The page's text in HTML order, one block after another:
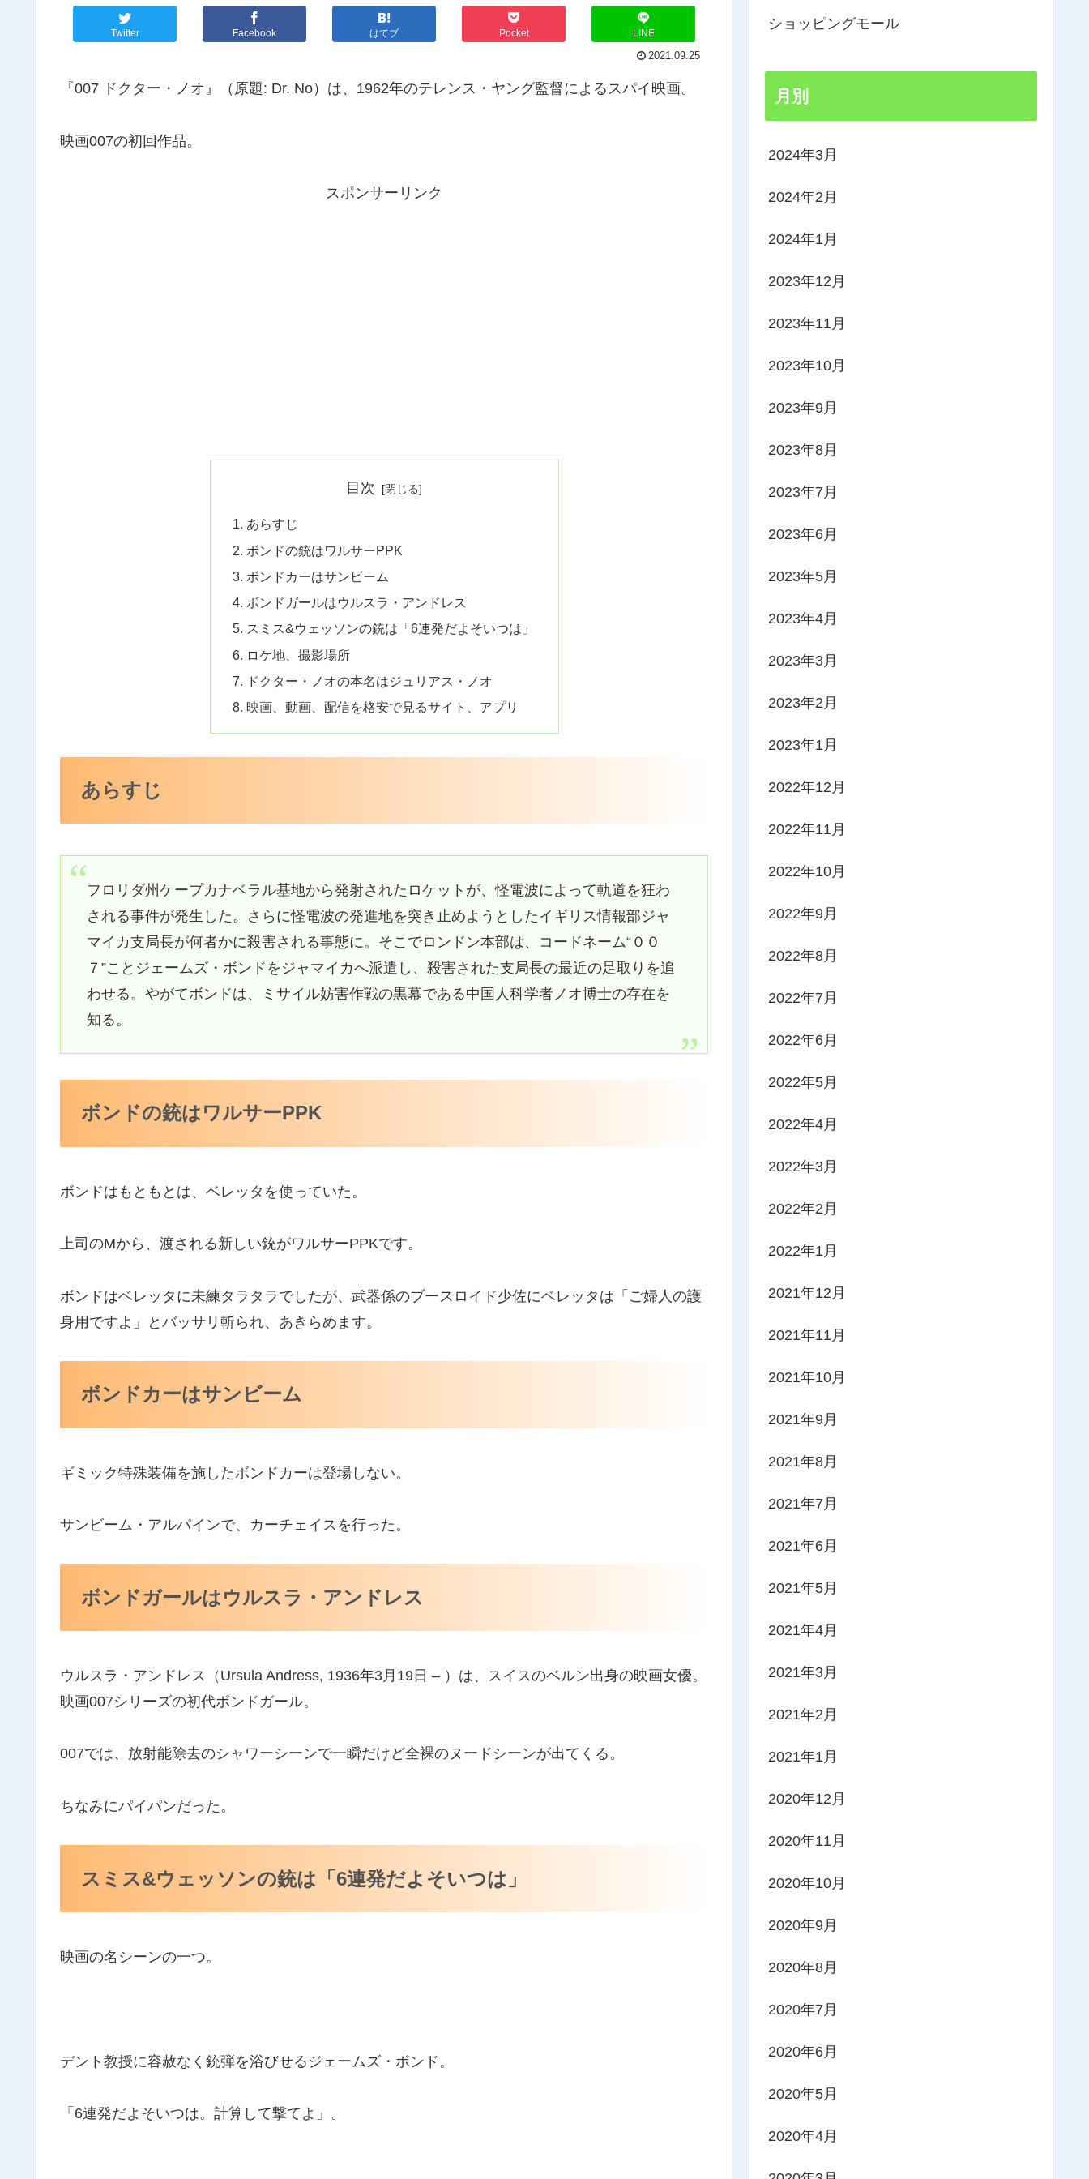
Twitter Facebook はてブ Pocket LINE
2021.09.25
『007 ドクター・ノオ』（原題: Dr. No）は、1962年のテレンス・ヤング監督によるスパイ映画。
映画007の初回作品。
スポンサーリンク
目次
あらすじ
ボンドの銃はワルサーPPK
ボンドカーはサンビーム
ボンドガールはウルスラ・アンドレス
スミス&ウェッソンの銃は「6連発だよそいつは」
ロケ地、撮影場所
ドクター・ノオの本名はジュリアス・ノオ
映画、動画、配信を格安で見るサイト、アプリ
あらすじ
フロリダ州ケープカナベラル基地から発射されたロケットが、怪電波によって軌道を狂わ
される事件が発生した。さらに怪電波の発進地を突き止めようとしたイギリス情報部ジャ
マイカ支局長が何者かに殺害される事態に。そこでロンドン本部は、コードネーム“００
７”ことジェームズ・ボンドをジャマイカへ派遣し、殺害された支局長の最近の足取りを追
わせる。やがてボンドは、ミサイル妨害作戦の黒幕である中国人科学者ノオ博士の存在を
知る。
ボンドの銃はワルサーPPK
ボンドはもともとは、ベレッタを使っていた。
上司のMから、渡される新しい銃がワルサーPPKです。
ボンドはベレッタに未練タラタラでしたが、武器係のブースロイド少佐にベレッタは「ご婦人の護
身用ですよ」とバッサリ斬られ、あきらめます。
ボンドカーはサンビーム
ギミック特殊装備を施したボンドカーは登場しない。
サンビーム・アルパインで、カーチェイスを行った。
ボンドガールはウルスラ・アンドレス
ウルスラ・アンドレス（Ursula Andress, 1936年3月19日 – ）は、スイスのベルン出身の映画女優。
映画007シリーズの初代ボンドガール。
007では、放射能除去のシャワーシーンで一瞬だけど全裸のヌードシーンが出てくる。
ちなみにパイパンだった。
スミス&ウェッソンの銃は「6連発だよそいつは」
映画の名シーンの一つ。
デント教授に容赦なく銃弾を浴びせるジェームズ・ボンド。
「6連発だよそいつは。計算して撃てよ」。
ショッピングモール
月別
2024年3月
2024年2月
2024年1月
2023年12月
2023年11月
2023年10月
2023年9月
2023年8月
2023年7月
2023年6月
2023年5月
2023年4月
2023年3月
2023年2月
2023年1月
2022年12月
2022年11月
2022年10月
2022年9月
2022年8月
2022年7月
2022年6月
2022年5月
2022年4月
2022年3月
2022年2月
2022年1月
2021年12月
2021年11月
2021年10月
2021年9月
2021年8月
2021年7月
2021年6月
2021年5月
2021年4月
2021年3月
2021年2月
2021年1月
2020年12月
2020年11月
2020年10月
2020年9月
2020年8月
2020年7月
2020年6月
2020年5月
2020年4月